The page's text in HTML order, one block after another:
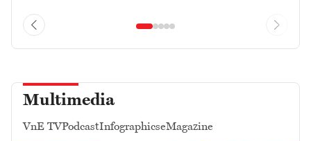
Multimedia
VnE TVPodcastInfographicseMagazine